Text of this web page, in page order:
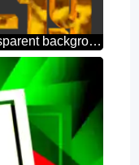
3D lettering fire red Covid-19 on transparent background